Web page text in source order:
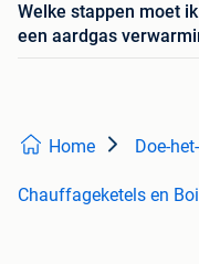
Welke stappen moet
een aardgas
Home Doe-
Chauffageketels en